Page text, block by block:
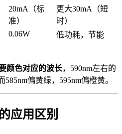
20mA（标
准）
更大30mA（短
时）
0.06W 低功耗，节能
颜色对应的波长，590nm左右的
偏黄绿，595nm偏橙黄。
应用区别